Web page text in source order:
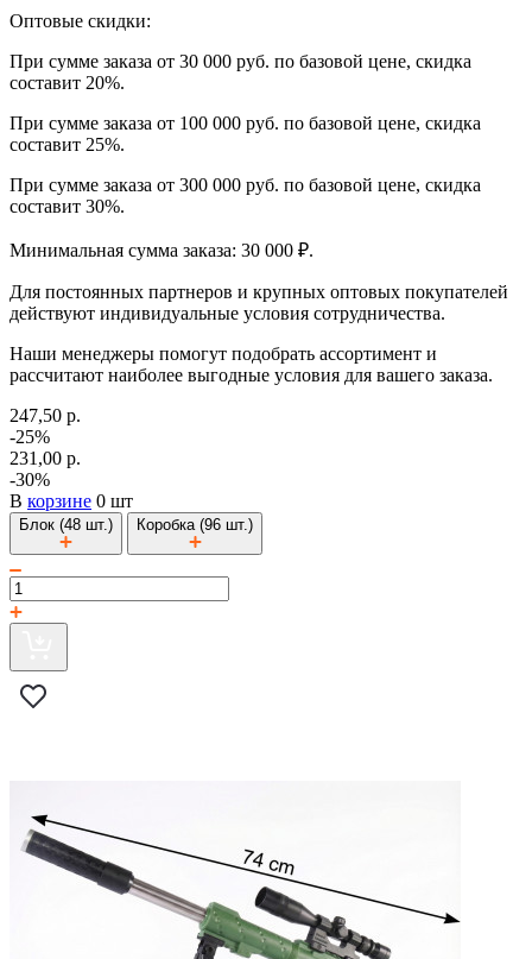
Оптовые скидки:
При сумме заказа от 30 000 руб. по базовой цене, скидка
составит 20%.
При сумме заказа от 100 000 руб. по базовой цене, скидка
составит 25%.
При сумме заказа от 300 000 руб. по базовой цене, скидка
составит 30%.
Минимальная сумма заказа: 30 000 ₽.
Для постоянных партнеров и крупных оптовых покупателей
действуют индивидуальные условия сотрудничества.
Наши менеджеры помогут подобрать ассортимент и
рассчитают наиболее выгодные условия для вашего заказа.
247,50 р.
-25%
231,00 р.
-30%
В корзине 0 шт
Блок (48 шт.) Коробка (96 шт.)